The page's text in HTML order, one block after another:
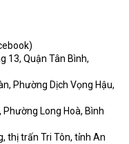
13, Quận Tân Bình,
Phường Dịch Vọng Hậu,
Phường Long Hoà, Bình
thị trấn Tri Tôn, tỉnh An